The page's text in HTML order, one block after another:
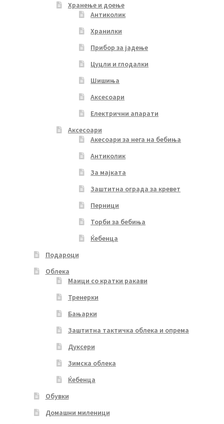
Хранење и доење
Антиколик
Хранилки
Прибор за јадење
Цуцли и глодалки
Шишиња
Аксесоари
Електрични апарати
Аксесоари
Акесоари за нега на бебиња
Антиколик
За мајката
Заштитна ограда за кревет
Перници
Торби за бебиња
Ќебенца
Подароци
Облека
Маици со кратки ракави
Тренерки
Бањарки
Заштитна тактичка облека и опрема
Дуксери
Зимска облека
Ќебенца
Обувки
Домашни миленици